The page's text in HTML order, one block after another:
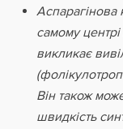
самому
викликає
Він також
швидкість